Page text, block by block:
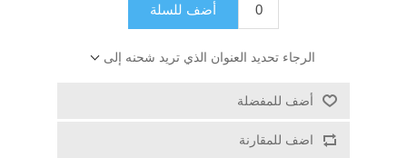
أضف للسلة
الرجاء تحديد العنوان الذي تريد شحنه إلى
أضف للمفضلة
اضف للمقارنة